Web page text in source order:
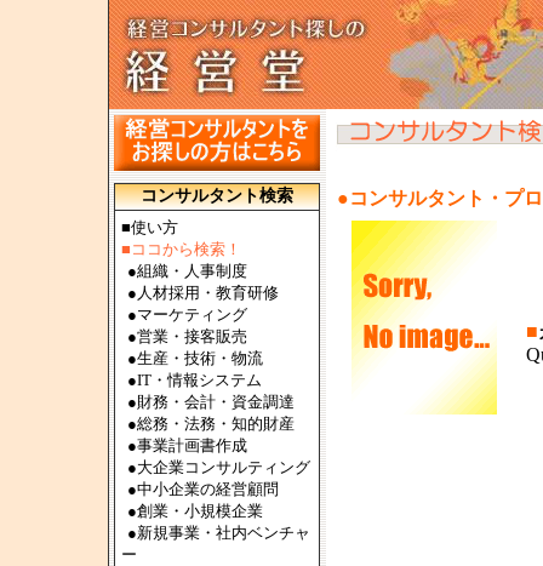
コンサルタント検索
■使い方
■ココから検索！
●組織・人事制度
● 人材採用・教育研修
●マーケティング
●営業・接客販売
●生産・技術・物流
●IT・情報システム
●財務・会計・資金調達
●総務・法務・知的財産
●事業計画書作成
●大企業コンサルティング
●中小企業の経営顧問
●創業・小規模企業
●新規事業・社内ベンチャ
ー
●コンサルタント・プ
■